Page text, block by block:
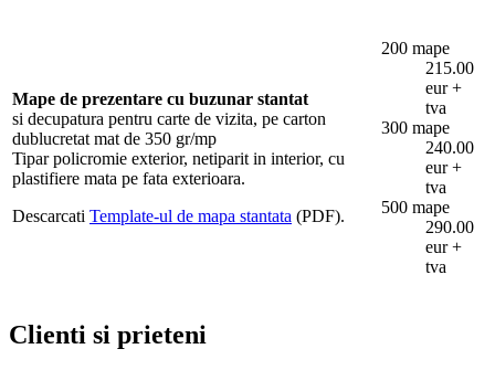
Mape de prezentare cu buzunar stantat
si decupatura pentru carte de vizita, pe carton
dublucretat mat de 350 gr/mp
Tipar policromie exterior, netiparit in interior, cu
plastifiere mata pe fata exterioara.
Descarcati Template-ul de mapa stantata (PDF).
200 mape
215.00
eur +
tva
300 mape
240.00
eur +
tva
500 mape
290.00
eur +
tva
Clienti si prieteni